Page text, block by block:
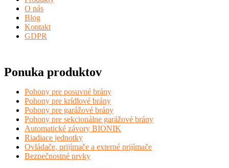
O nás
Blog
Kontakt
GDPR
Ponuka produktov
Pohony pre posuvné brány
Pohony pre krídlové brány
Pohony pre garážové brány
Pohony pre sekcionálne garážové brány
Automatické závory BIONIK
Riadiace jednotky
Ovládače, prijímače a externé prijímače
Bezpečnostné prvky